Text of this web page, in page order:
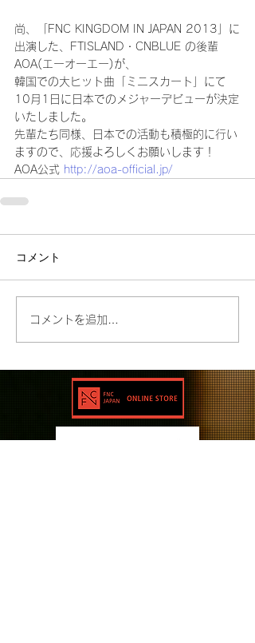
尚、「FNC KINGDOM IN JAPAN 2013」に
出演した、FTISLAND・CNBLUE の後輩
AOA(エーオーエー)が、
韓国での大ヒット曲「ミニスカート」にて
10月1日に日本でのメジャーデビューが決定
いたしました。
先輩たち同様、日本での活動も積極的に行い
ますので、応援よろしくお願いします！
AOA公式 http://aoa-official.jp/
コメント
コメントを追加…